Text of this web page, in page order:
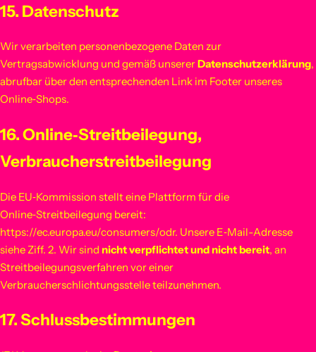
15. Datenschutz
Wir verarbeiten personenbezogene Daten zur
Vertragsabwicklung und gemäß unsererDatenschutzerklärung,
abrufbar über den entsprechenden Link im Footer unseres
Online‑Shops.
16. Online‑Streitbeilegung,
Verbraucherstreitbeilegung
Die EU‑Kommission stellt eine Plattform für die
Online‑Streitbeilegung bereit:
https://ec.europa.eu/consumers/odr. Unsere E‑Mail-Adresse
siehe Ziff. 2. Wir sind nicht verpflichtet und nicht bereit, an
Streitbeilegungsverfahren vor einer
Verbraucherschlichtungsstelle teilzunehmen.
17. Schlussbestimmungen